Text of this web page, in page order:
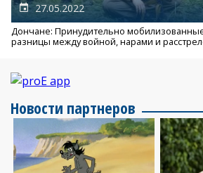
27.05.2022
Дончане: Принудительно
разницы между войной, нарами и
Новости партнеров